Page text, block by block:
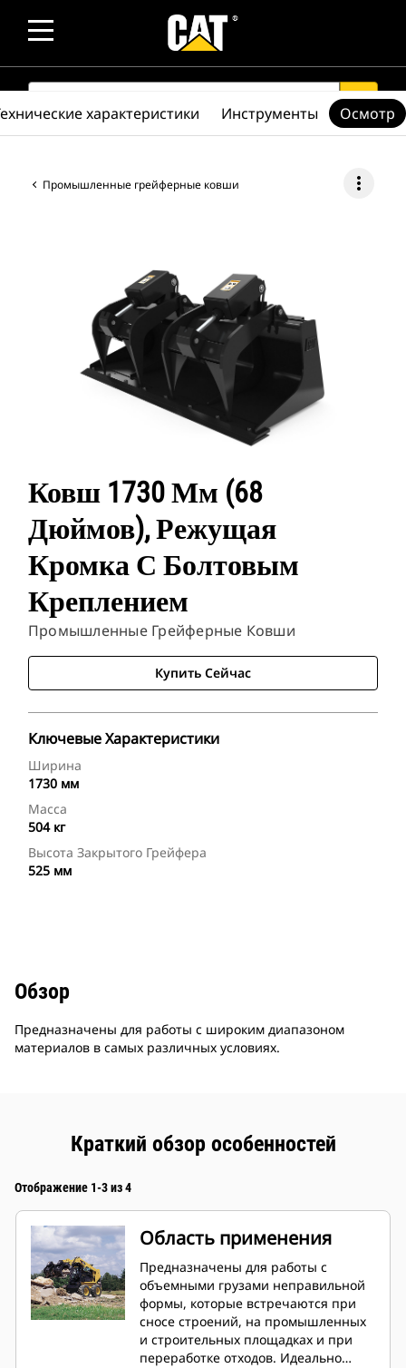
SEARCH search
Промышленные грейферные ковши more_vert
Ковш 1730 Мм (68
Дюймов), Режущая
Кромка С Болтовым
Креплением
Промышленные Грейферные Ковши
Купить Сейчас
Ключевые Характеристики
Ширина
1730 мм
Масса
504 кг
Высота Закрытого Грейфера
525 мм
характеристики Инструменты Осмотр
Обзор
Предназначены для работы с широким диапазоном
материалов в самых различных условиях.
Краткий обзор особенностей
Отображение 1-3 из 4
Область применения
Предназначены для работы с
объемными грузами неправильной
формы, которые встречаются при
сносе строений, на промышленных
и строительных площадках и при
переработке отходов. Идеально